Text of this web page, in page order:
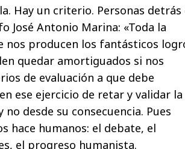
Hay un criterio. Personas detrás
José Antonio Marina: «Toda la
nos producen los fantásticos
quedar amortiguados si nos
de evaluación a que debe
ese ejercicio de retar y validar la
desde su consecuencia. Pues
hace humanos: el debate, el
el progreso humanista.